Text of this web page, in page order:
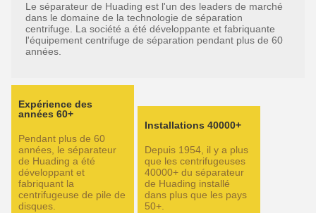
Le séparateur de Huading est l'un des leaders de marché
dans le domaine de la technologie de séparation
centrifuge. La société a été développante et fabriquante
l'équipement centrifuge de séparation pendant plus de 60
années.
Expérience des
années 60+
Pendant plus de 60
années, le séparateur
de Huading a été
développant et
fabriquant la
centrifugeuse de pile de
disques.
Installations 40000+
Depuis 1954, il y a plus
que les centrifugeuses
40000+ du séparateur
de Huading installé
dans plus que les pays
50+.